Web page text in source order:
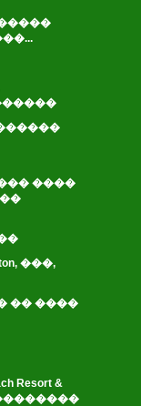
����
���,
�� ����
Resort &